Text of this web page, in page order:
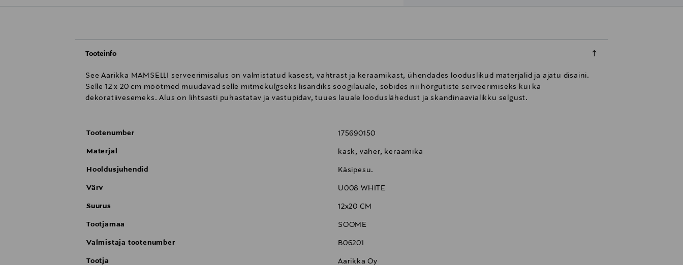
Tooteinfo
See Aarikka MAMSELLI serveerimisalus on valmistatud kasest, vahtrast ja keraamikast, ühendades looduslikud materjalid ja ajatu disaini.
Selle 12 x 20 cm mõõtmed muudavad selle mitmekülgseks lisandiks söögilauale, sobides nii hõrgutiste serveerimiseks kui ka
dekoratiivesemeks. Alus on lihtsasti puhastatav ja vastupidav, tuues lauale looduslähedust ja skandinaavialikku selgust.
Tootenumber 175690150
Materjal kask, vaher, keraamika
Hooldusjuhendid Käsipesu.
Värv U008 WHITE
Suurus 12x20 CM
Tootjamaa SOOME
Valmistaja tootenumber B06201
Tootja Aarikka Oy